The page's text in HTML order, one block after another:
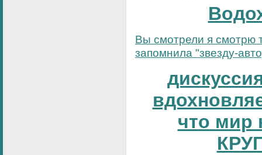
Вы смотрели я смотрю
запомнила "звезду-
что мир